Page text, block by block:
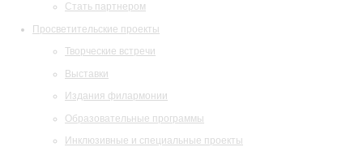
Стать партнером
Просветительские проекты
Творческие встречи
Выставки
Издания филармонии
Образовательные программы
Инклюзивные и специальные проекты